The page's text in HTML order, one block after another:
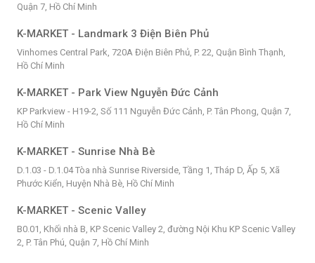
Quận 7, Hồ Chí Minh
K-MARKET - Landmark 3 Điện Biên Phủ
Vinhomes Central Park, 720A Điện Biên Phủ, P. 22, Quận Bình Thạnh,
Hồ Chí Minh
K-MARKET - Park View Nguyễn Đức Cảnh
KP Parkview - H19-2, Số 111 Nguyễn Đức Cảnh, P. Tân Phong, Quận 7,
Hồ Chí Minh
K-MARKET - Sunrise Nhà Bè
D.1.03 - D.1.04 Tòa nhà Sunrise Riverside, Tầng 1, Tháp D, Ấp 5, Xã
Phước Kiển, Huyện Nhà Bè, Hồ Chí Minh
K-MARKET - Scenic Valley
B0.01, Khối nhà B, KP Scenic Valley 2, đường Nội Khu KP Scenic Valley
2, P. Tân Phú, Quận 7, Hồ Chí Minh